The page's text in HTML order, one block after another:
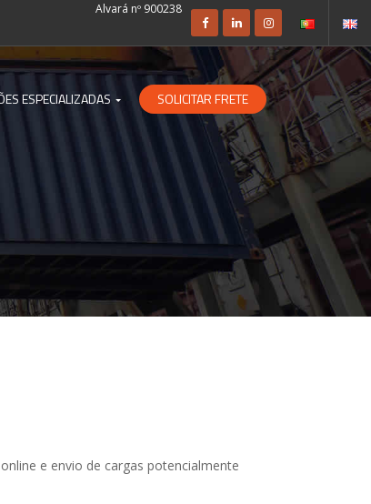
Alvará nº 900238
ESPECIALIZADAS SOLICITAR FRETE
e envio de cargas potencialmente